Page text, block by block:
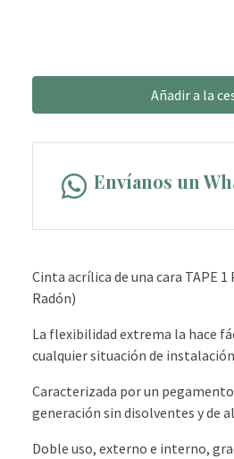
Añadir a la
Envíanos un
Cinta acrílica de una cara TAPE 1
Radón)
La flexibilidad extrema la hace
cualquier situación de
Caracterizada por un
generación sin disolventes y de
Doble uso, externo e interno,